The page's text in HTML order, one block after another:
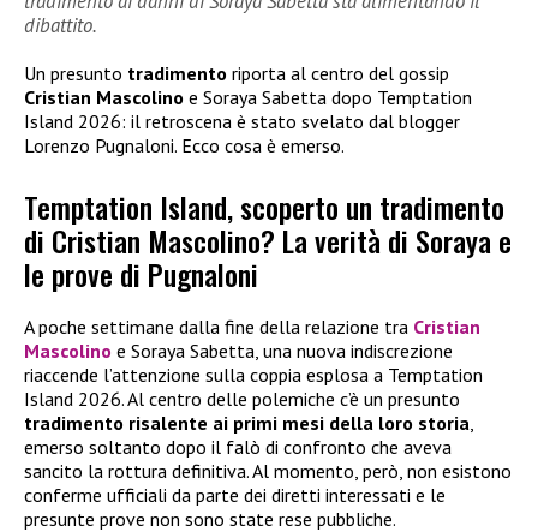
dibattito.
Un presunto tradimento riporta al centro del gossip
Cristian Mascolino e Soraya Sabetta dopo Temptation
Island 2026: il retroscena è stato svelato dal blogger
Lorenzo Pugnaloni. Ecco cosa è emerso.
Temptation Island, scoperto un tradimento
di Cristian Mascolino? La verità di Soraya e
le prove di Pugnaloni
A poche settimane dalla fine della relazione tra Cristian
Mascolino e Soraya Sabetta, una nuova indiscrezione
riaccende l’attenzione sulla coppia esplosa a Temptation
Island 2026. Al centro delle polemiche c’è un presunto
tradimento risalente ai primi mesi della loro storia
emerso soltanto dopo il falò di confronto che aveva
sancito la rottura definitiva. Al momento, però, non esistono
conferme ufficiali da parte dei diretti interessati e le
presunte prove non sono state rese pubbliche.